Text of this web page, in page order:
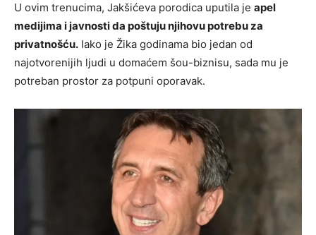
U ovim trenucima, Jakšićeva porodica uputila je apel
medijima i javnosti da poštuju njihovu potrebu za
privatnošću. Iako je Žika godinama bio jedan od
najotvorenijih ljudi u domaćem šou-biznisu, sada mu je
potreban prostor za potpuni oporavak.